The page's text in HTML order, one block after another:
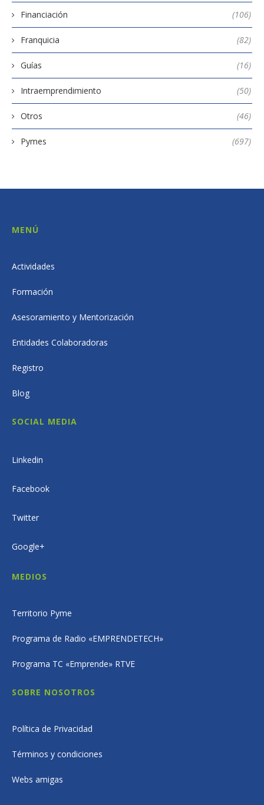
Financiación (106)
Franquicia (82)
Guías (16)
Intraemprendimiento (50)
Otros (46)
Pymes (697)
MENÚ
Actividades
Formación
Asesoramiento y Mentorización
Entidades Colaboradoras
Registro
Blog
SOCIAL MEDIA
Linkedin
Facebook
Twitter
Google+
MEDIOS
Territorio Pyme
Programa de Radio «EMPRENDETECH»
Programa TC «Emprende» RTVE
SOBRE NOSOTROS
Política de Privacidad
Términos y condiciones
Webs amigas